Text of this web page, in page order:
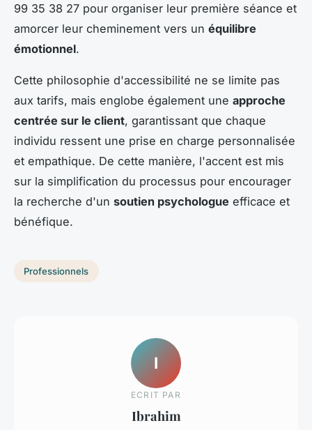
99 35 38 27 pour organiser leur première séance et
amorcer leur cheminement vers un équilibre
émotionnel.
Cette philosophie d'accessibilité ne se limite pas
aux tarifs, mais englobe également une approche
centrée sur le client, garantissant que chaque
individu ressent une prise en charge personnalisée
et empathique. De cette manière, l'accent est mis
sur la simplification du processus pour encourager
la recherche d'un soutien psychologue efficace et
bénéfique.
Professionnels
I
ECRIT PAR
Ibrahim